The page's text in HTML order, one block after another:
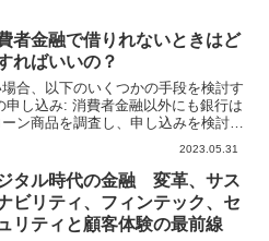
者金融で借りれないときはど
ればいいの？
合、以下のいくつかの手段を検討す
し込み: 消費者金融以外にも銀行は
ン商品を調査し、申し込みを検討し
2023.05.31
タル時代の金融 変革、サス
ビリティ、フィンテック、セ
リティと顧客体験の最前線